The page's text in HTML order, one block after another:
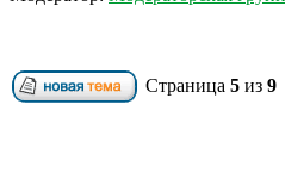
Страница 5 из 9